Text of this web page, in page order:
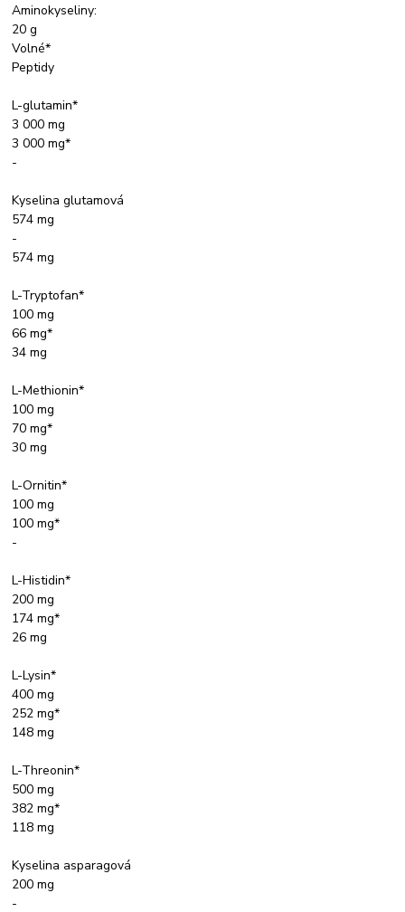
Aminokyseliny:
20 g
Volné*
Peptidy
L-glutamin*
3 000 mg
3 000 mg*
-
Kyselina glutamová
574 mg
-
574 mg
L-Tryptofan*
100 mg
66 mg*
34 mg
L-Methionin*
100 mg
70 mg*
30 mg
L-Ornitin*
100 mg
100 mg*
-
L-Histidin*
200 mg
174 mg*
26 mg
L-Lysin*
400 mg
252 mg*
148 mg
L-Threonin*
500 mg
382 mg*
118 mg
Kyselina asparagová
200 mg
-